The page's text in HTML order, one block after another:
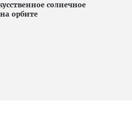
солнечное
орбите